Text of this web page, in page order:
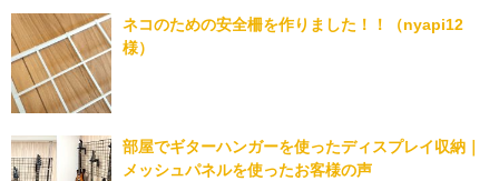
ネコのための安全柵を作りました！！（nyapi12
様）
部屋でギターハンガーを使ったディスプレイ収納｜
メッシュパネルを使ったお客様の声